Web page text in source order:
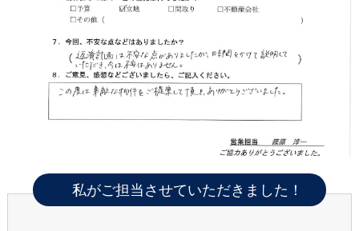
私がご担当させていただきました！